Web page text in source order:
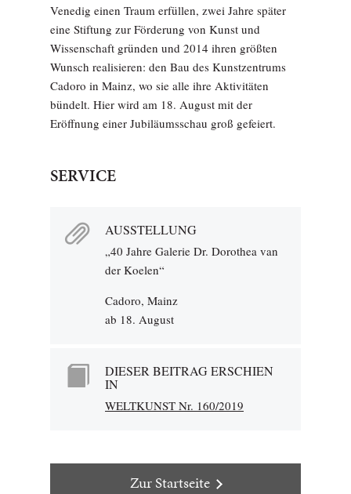
Venedig einen Traum erfüllen, zwei Jahre später
eine Stiftung zur Förderung von Kunst und
Wissenschaft gründen und 2014 ihren größten
Wunsch realisieren: den Bau des Kunstzentrums
Cadoro in Mainz, wo sie alle ihre Aktivitäten
bündelt. Hier wird am 18. August mit der
Eröffnung einer Jubiläumsschau groß gefeiert.
SERVICE
AUSSTELLUNG
„40 Jahre Galerie Dr. Dorothea van
der Koelen“
Cadoro, Mainz
ab 18. August
DIESER BEITRAG ERSCHIEN
IN
WELTKUNST Nr. 160/2019
Zur Startseite